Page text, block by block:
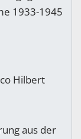
Hilbert
aus der